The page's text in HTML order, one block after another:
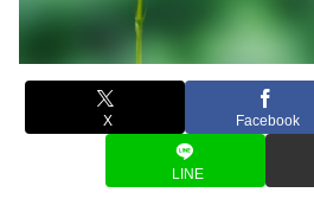
X Facebook
LINE